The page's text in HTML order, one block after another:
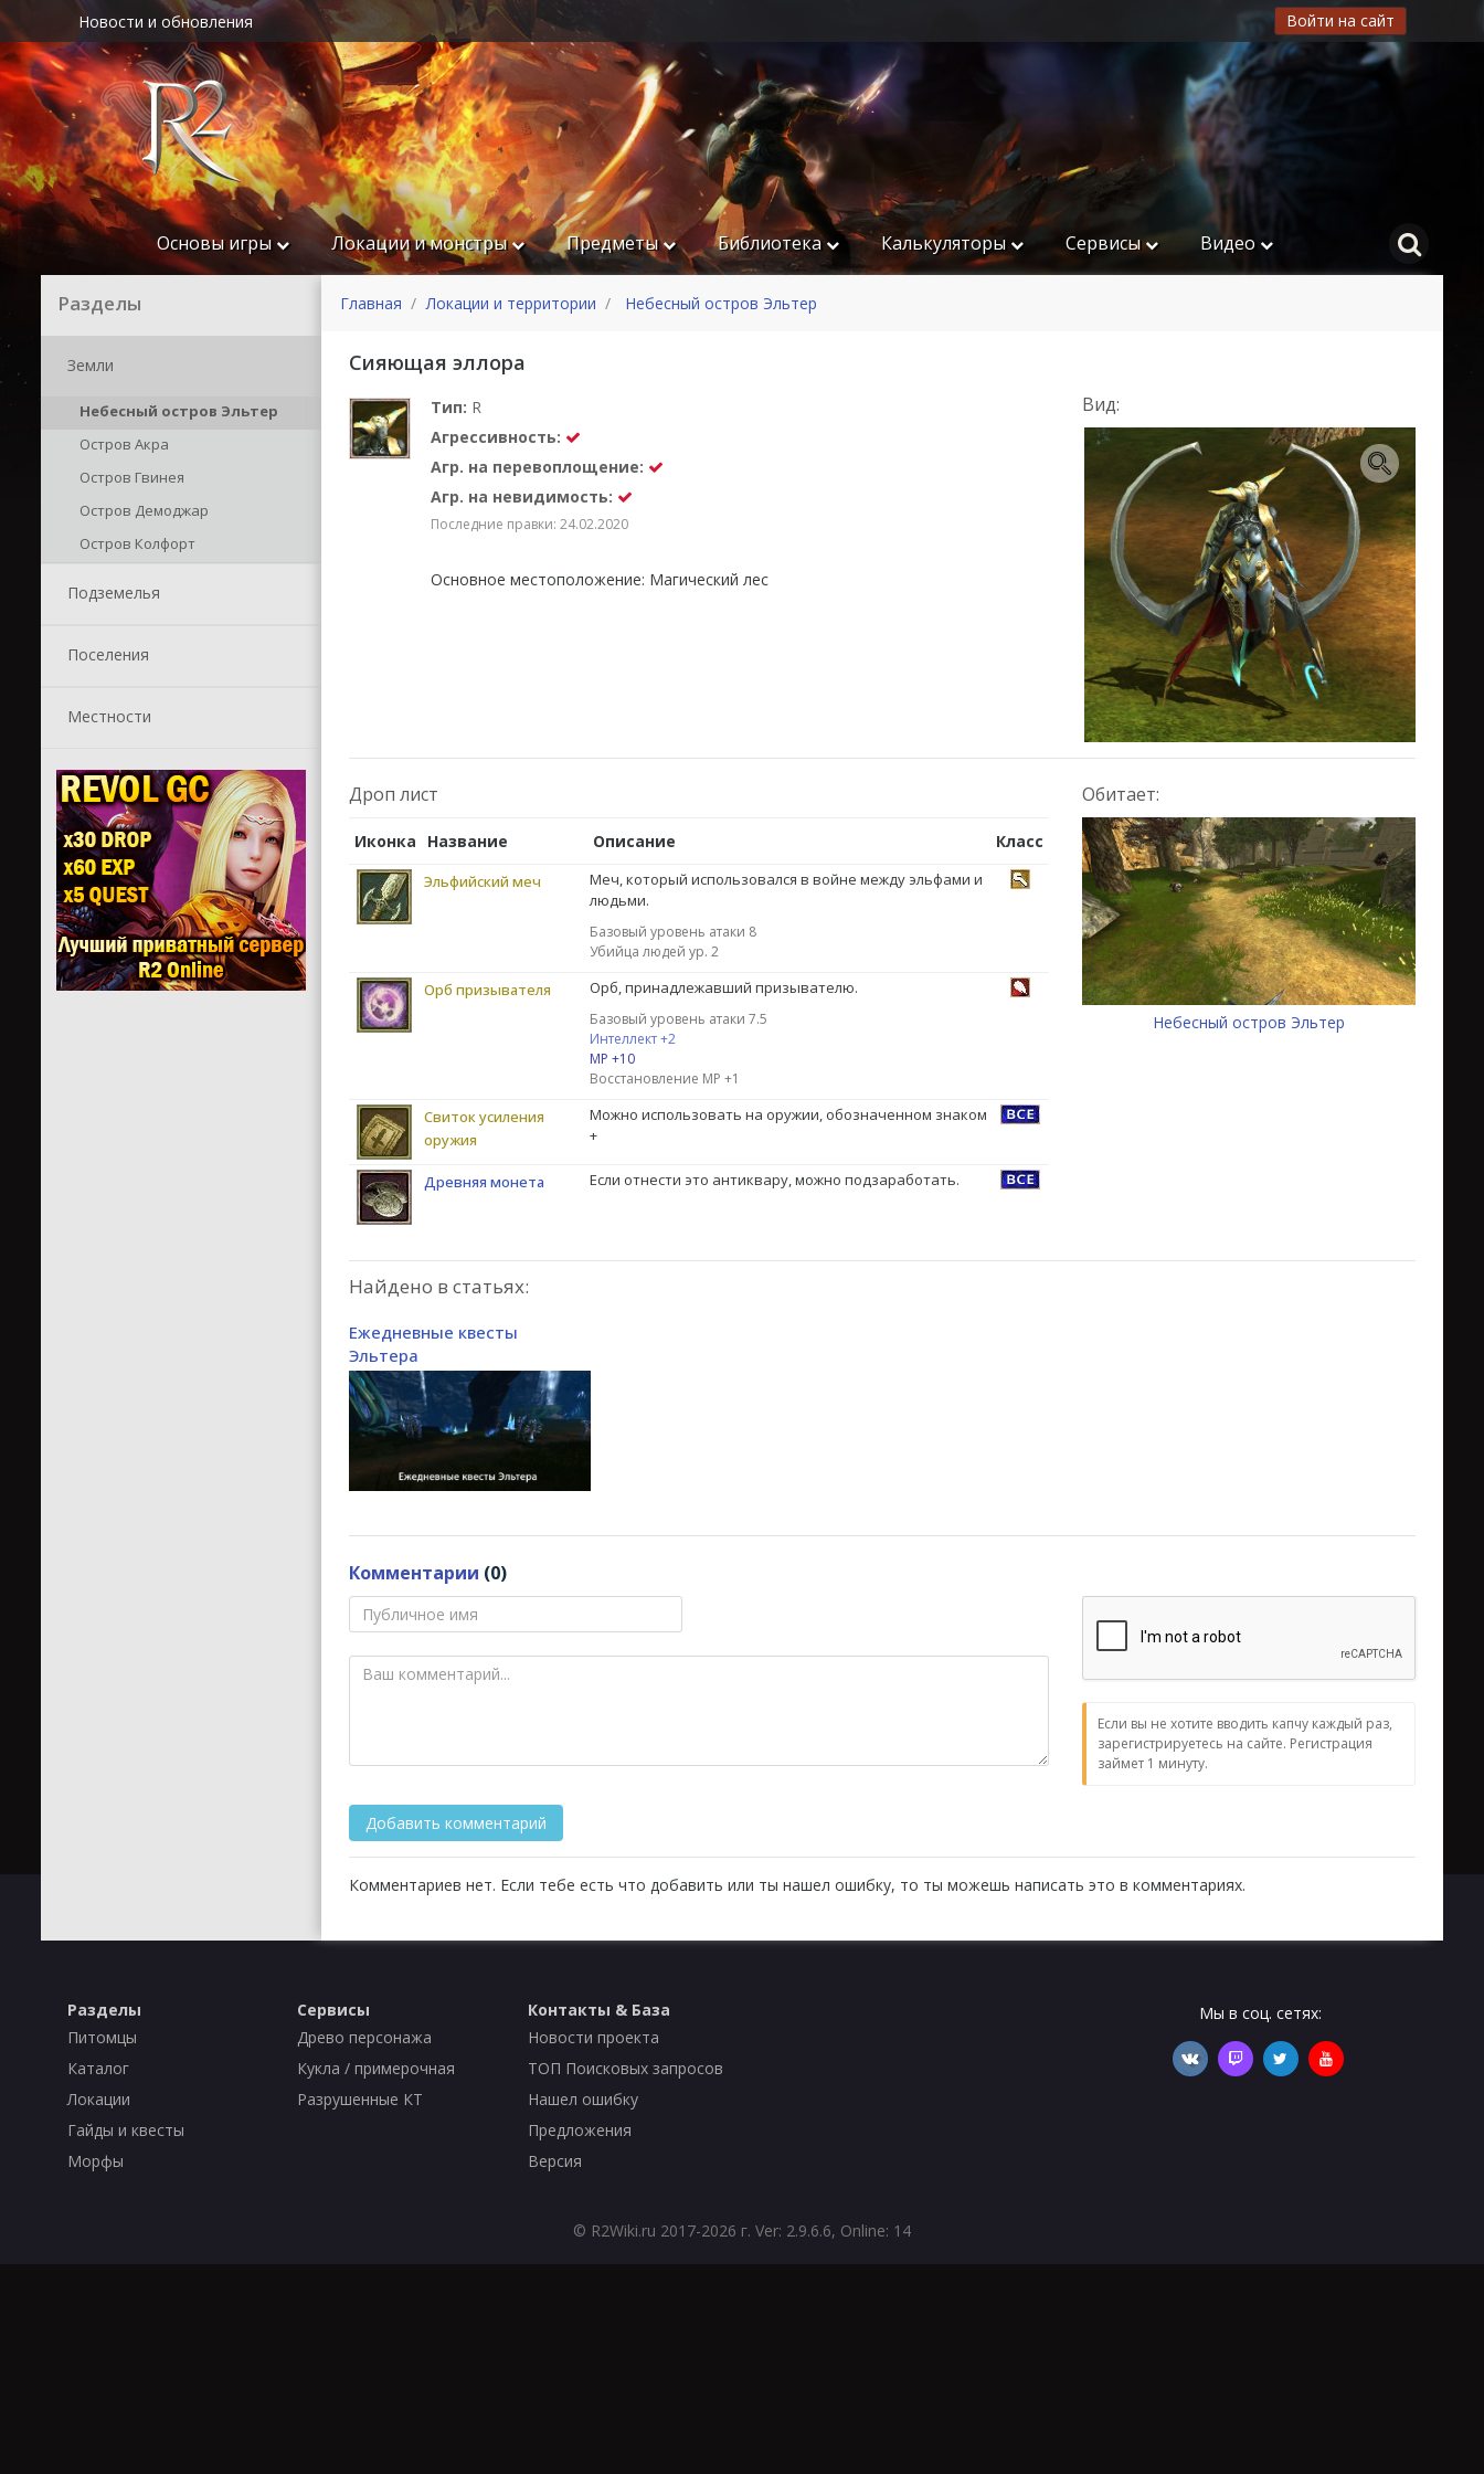
Новости и обновления Войти на сайт
Основы игры Локации и монстры Предметы Библиотека Калькуляторы Сервисы Видео
Разделы
Земли
Небесный остров Эльтер
Остров Акра
Остров Гвинея
Остров Демоджар
Остров Колфорт
Подземелья
Поселения
Местности
Главная Локации и территории Небесный остров Эльтер
Сияющая эллора
Тип: R
Агрессивность:
Агр. на перевоплощение:
Агр. на невидимость:
Последние правки: 24.02.2020
Основное местоположение: Магический лес
Вид:
Дроп лист
Иконка Название Описание Класс
Эльфийский меч
Меч, который использовался в войне между эльфами и
людьми.
Базовый уровень атаки 8
Убийца людей ур. 2
Орб призывателя Орб, принадлежавший призывателю.
Базовый уровень атаки 7.5
Интеллект +2
MP +10
Восстановление МР +1
Свиток усиления
оружия
Можно использовать на оружии, обозначенном знаком
+
Древняя монета Если отнести это антиквару, можно подзаработать.
Обитает:
Небесный остров Эльтер
Найдено в статьях:
Ежедневные квесты
Эльтера
Комментарии (0)
Если вы не хотите вводить капчу каждый раз,
зарегистрируетесь на сайте. Регистрация
займет 1 минуту.
Комментариев нет. Если тебе есть что добавить или ты нашел ошибку, то ты можешь написать это в комментариях.
Разделы
Питомцы
Каталог
Локации
Гайды и квесты
Морфы
Сервисы
Древо персонажа
Кукла / примерочная
Разрушенные КТ
Контакты & База
Новости проекта
ТОП Поисковых запросов
Нашел ошибку
Предложения
Версия
Мы в соц. сетях:
© R2Wiki.ru 2017-2026 г. Ver: 2.9.6.6, Online: 14